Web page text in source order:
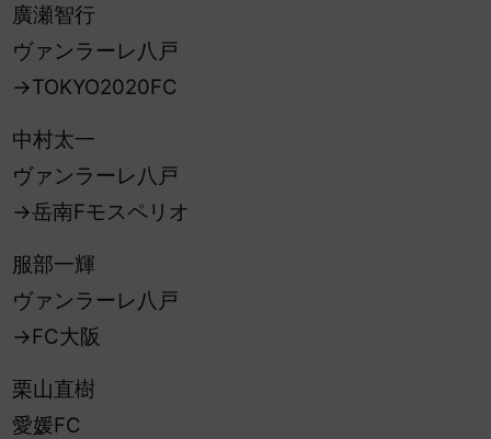
廣瀬智行
ヴァンラーレ八戸
→TOKYO2020FC
中村太一
ヴァンラーレ八戸
→岳南Fモスペリオ
服部一輝
ヴァンラーレ八戸
→FC大阪
栗山直樹
愛媛FC